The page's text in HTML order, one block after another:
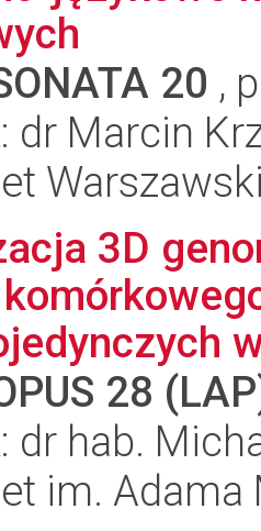
20 ,
dr Marcin
3D
28
dr hab.
im.